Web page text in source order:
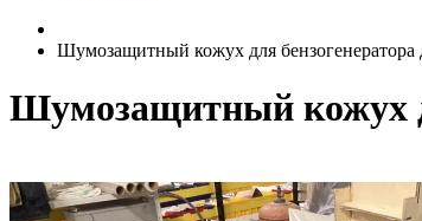
Шумозащитный кожух для бензогенератора
Шумозащитный кожух